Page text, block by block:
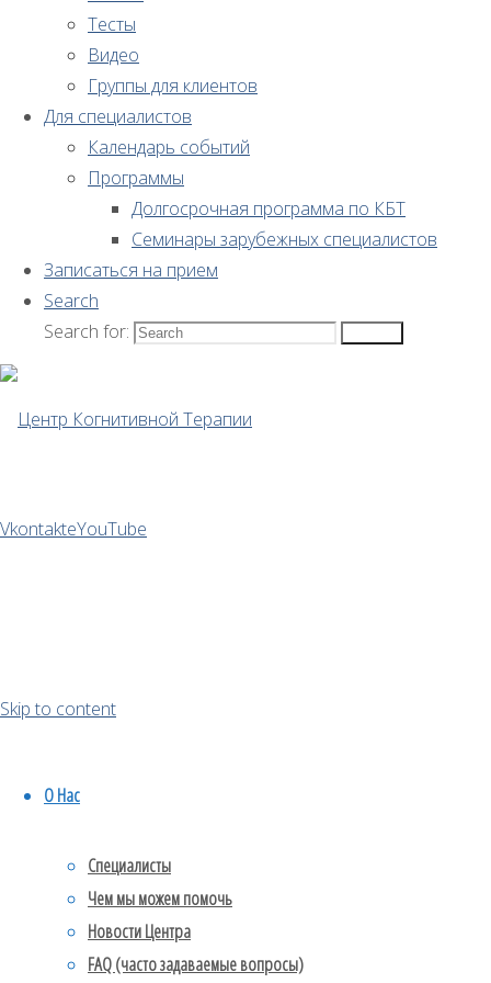
Тесты
Видео
Группы для клиентов
Для специалистов
Календарь событий
Программы
Долгосрочная программа по КБТ
Семинары зарубежных специалистов
Записаться на прием
Search
Search for:
VkontakteYouTube
Skip to content
О Нас
Специалисты
Чем мы можем помочь
Новости Центра
FAQ (часто задаваемые вопросы)
отношениях
Безопасная
эмоциональная
привязанность
в
Анастасия
Зенина